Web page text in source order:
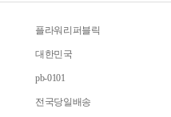
플라워리퍼블릭
대한민국
pb-0101
전국당일배송